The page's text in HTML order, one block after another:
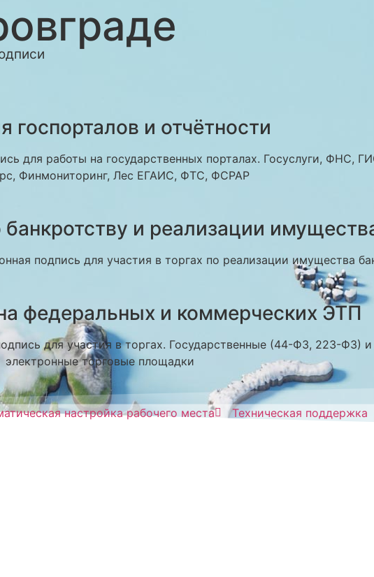
госпорталов и отчётности
для работы на государственных порталах. Госуслуги, ФНС,
Финмониторинг, Лес ЕГАИС, ФТС, ФСРАР
и реализации
подпись для участия в торгах по реализации имущества
федеральных и коммерческих ЭТП
для участия в торгах. Государственные (44-ФЗ, 223-ФЗ)
электронные торговые площадки
настройка рабочего места Техническая поддержка